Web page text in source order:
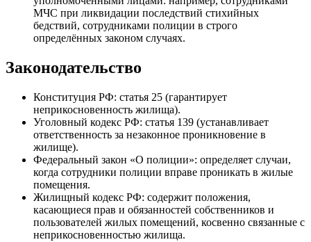
МЧС при ликвидации последствий стихийных
бедствий, сотрудниками полиции в строго
определённых законом случаях.
Законодательство
Конституция РФ: статья 25 (гарантирует
неприкосновенность жилища).
Уголовный кодекс РФ: статья 139 (устанавливает
ответственность за незаконное проникновение в
жилище).
Федеральный закон «О полиции»: определяет случаи,
когда сотрудники полиции вправе проникать в жилые
помещения.
Жилищный кодекс РФ: содержит положения,
касающиеся прав и обязанностей собственников и
пользователей жилых помещений, косвенно связанные с
неприкосновенностью жилища.